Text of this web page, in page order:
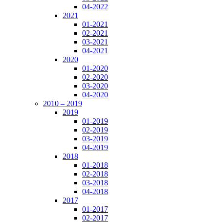
04-2022
2021
01-2021
02-2021
03-2021
04-2021
2020
01-2020
02-2020
03-2020
04-2020
2010 – 2019
2019
01-2019
02-2019
03-2019
04-2019
2018
01-2018
02-2018
03-2018
04-2018
2017
01-2017
02-2017